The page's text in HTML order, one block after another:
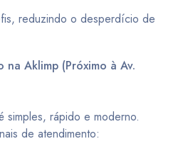
reduzindo o desperdício de
na Aklimp (Próximo à Av.
simples, rápido e moderno.
de atendimento: